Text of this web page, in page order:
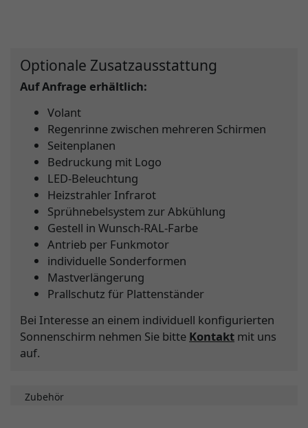
Optionale Zusatzausstattung
Auf Anfrage erhältlich:
Volant
Regenrinne zwischen mehreren Schirmen
Seitenplanen
Bedruckung mit Logo
LED-Beleuchtung
Heizstrahler Infrarot
Sprühnebelsystem zur Abkühlung
Gestell in Wunsch-RAL-Farbe
Antrieb per Funkmotor
individuelle Sonderformen
Mastverlängerung
Prallschutz für Plattenständer
Bei Interesse an einem individuell konfigurierten
Sonnenschirm nehmen Sie bitte Kontakt mit uns
auf.
Zubehör